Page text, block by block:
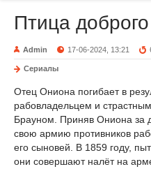
Птица
Admin 17-06-2024, 13:21
Сериалы
Отец Ониона погибает в
рабовладельцем и
Брауном. Приняв Ониона за
свою армию противников
его сыновей. В 1859 году,
они совершают налёт на